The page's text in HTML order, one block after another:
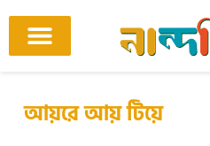
content
আয়রে আয় টিয়ে